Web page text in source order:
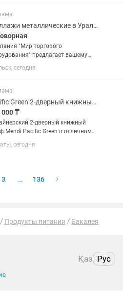
при которой погибают
патогенные...
Стеллажи металлические в Уральске
"Мир торгового
предлагает вашему
металлические стеллажи
производства: - Для дома
(хранение запчастей,...
сегодня
Pacific Green 2-дверный книжный шкаф коллекция Mendi / Vintage
000 ₸
2-дверный книжный
Mendi Pacific Green в отличном
от 3500$ Размер
сегодня
3 ... 136
Продукты питания Бакалея
Қаз Рус